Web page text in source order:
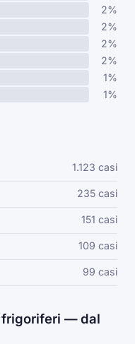
2%
2%
2%
2%
1%
1%
1.123 casi
235 casi
151 casi
109 casi
99 casi
frigoriferi — dal